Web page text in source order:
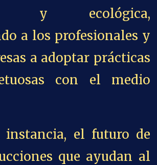
y ecológica,
a los profesionales y
a adoptar prácticas
con el medio
el futuro de
que ayudan al